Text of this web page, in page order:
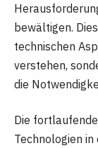
bewältigen.
technischen
verstehen,
die
Die
Technologien